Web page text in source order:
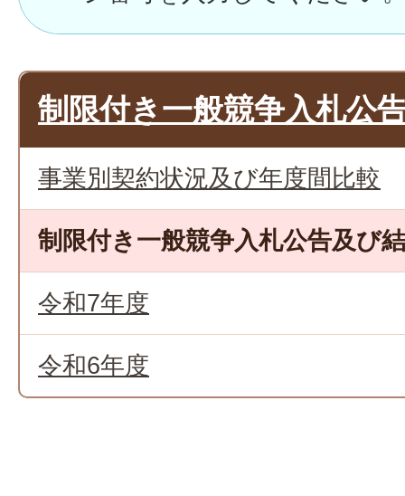
制限付き一般競争入札公
事業別契約状況及び年度間比較
制限付き一般競争入札公告及び
令和7年度
令和6年度